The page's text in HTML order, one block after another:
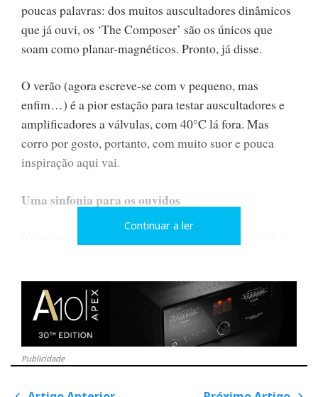
poucas palavras: dos muitos auscultadores dinâmicos
que já ouvi, os ‘The Composer’ são os únicos que
soam como planar-magnéticos. Pronto, já disse.
O verão (agora escreve-se com v pequeno, mas
enfim…) é a pior estação para testar auscultadores e
amplificadores a válvulas, com 40°C lá fora. Mas
corro por gosto, portanto, com muito suor e pouca
inspiração aqui vai.
Uma sinfonia para os ouvidos
própria música, transportando o ouvinte para a
grandiosidade de uma interpretação ao vivo, embora
aqui num espaço de intimidade não partilhada.
Os auscultadores ‘The Composer’, da Austrian Audio,
são uma obra-prima auditiva que eleva a experiência
Continuar a ler
Publicidade